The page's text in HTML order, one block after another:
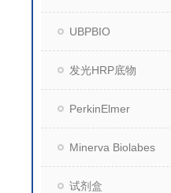
UBPBIO
发光HRP底物
PerkinElmer
Minerva Biolabes
试剂盒